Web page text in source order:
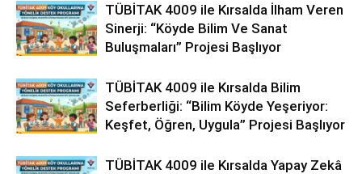
TÜBİTAK 4009 ile Kırsalda İlham Veren
Sinerji: “Köyde Bilim Ve Sanat
Buluşmaları” Projesi Başlıyor
TÜBİTAK 4009 ile Kırsalda Bilim
Seferberliği: “Bilim Köyde Yeşeriyor:
Keşfet, Öğren, Uygula” Projesi Başlıyor
TÜBİTAK 4009 ile Kırsalda Yapay Zekâ